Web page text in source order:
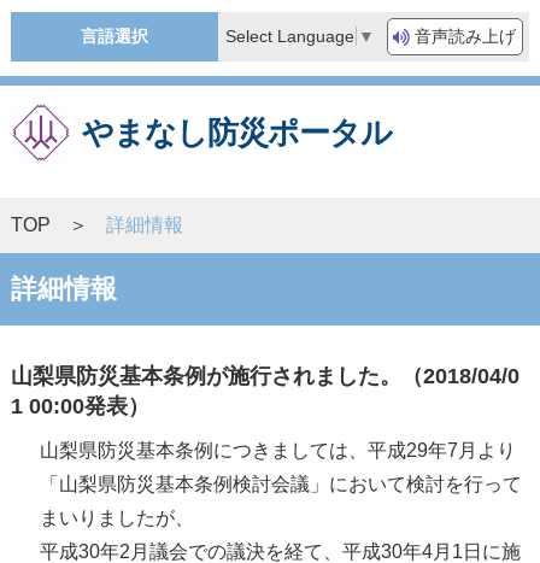
言語選択 Select Language ▼ 音声読み上げ
やまなし防災ポータル
TOP 詳細情報
詳細情報
山梨県防災基本条例が施行されました。（2018/04/0
1 00:00発表）
山梨県防災基本条例につきましては、平成29年7月より
「山梨県防災基本条例検討会議」において検討を行って
まいりましたが、
平成30年2月議会での議決を経て、平成30年4月1日に施